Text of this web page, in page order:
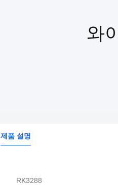
와
제품 설명
RK3288